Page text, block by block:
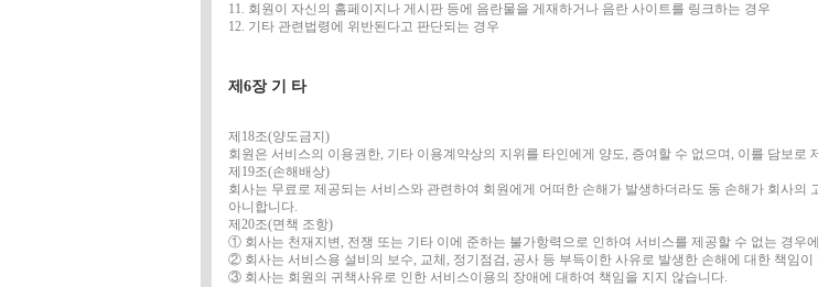
11. 회원이 자신의 홈페이지나 게시판 등에 음란물을 게재하거나 음란 사이트를 링크하는 경우
12. 기타 관련법령에 위반된다고 판단되는 경우
제6장 기 타
제18조(양도금지)
회원은 서비스의 이용권한, 기타 이용계약상의 지위를 타인에게 양도, 증여할 수 없으며, 이를 담보로
제19조(손해배상)
회사는 무료로 제공되는 서비스와 관련하여 회원에게 어떠한 손해가 발생하더라도 동 손해가 회사의
아니합니다.
제20조(면책 조항)
① 회사는 천재지변, 전쟁 또는 기타 이에 준하는 불가항력으로 인하여 서비스를 제공할 수 없는 경우
② 회사는 서비스용 설비의 보수, 교체, 정기점검, 공사 등 부득이한 사유로 발생한 손해에 대한 책임이
③ 회사는 회원의 귀책사유로 인한 서비스이용의 장애에 대하여 책임을 지지 않습니다.